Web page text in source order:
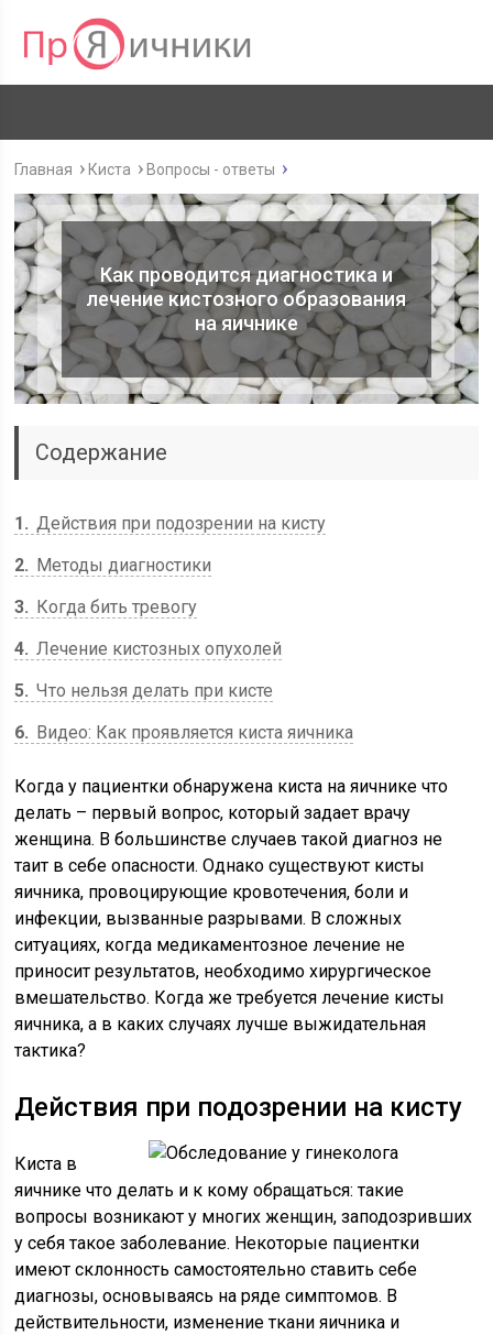
Главная Киста Вопросы - ответы
Как проводится диагностика и
лечение кистозного образования
на яичнике
Содержание
1
Действия при подозрении на кисту
2
Методы диагностики
3
Когда бить тревогу
4 Лечение кистозных опухолей
5 Что нельзя делать при кисте
6
Видео: Как проявляется киста яичника
Когда у пациентки обнаружена киста на яичнике что
делать – первый вопрос, который задает врачу
женщина. В большинстве случаев такой диагноз не
таит в себе опасности. Однако существуют кисты
яичника, провоцирующие кровотечения, боли и
инфекции, вызванные разрывами. В сложных
ситуациях, когда медикаментозное лечение не
приносит результатов, необходимо хирургическое
вмешательство. Когда же требуется лечение кисты
яичника, а в каких случаях лучше выжидательная
тактика?
Действия при подозрении на кисту
Киста в
яичнике что делать и к кому обращаться: такие
вопросы возникают у многих женщин, заподозривших
у себя такое заболевание. Некоторые пациентки
имеют склонность самостоятельно ставить себе
диагнозы, основываясь на ряде симптомов. В
действительности, изменение ткани яичника и